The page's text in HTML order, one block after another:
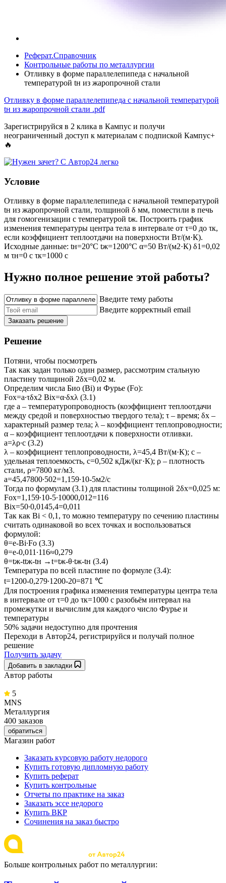
Реферат.Справочник
Контрольные работы по металлургии
Отливку в форме параллелепипеда с начальной
температурой tн из жаропрочной стали
Отливку в форме параллелепипеда с начальной температурой
tн из жаропрочной стали .pdf
Зарегистрируйся в 2 клика в Кампус и получи
неограниченный доступ к материалам с подпиской Кампус+
🔥
Условие
Отливку в форме параллелепипеда с начальной температурой
tн из жаропрочной стали, толщиной δ мм, поместили в печь
для гомогенизации с температурой tж. Построить график
изменения температуры центра тела в интервале от τ=0 до τк,
если коэффициент теплоотдачи на поверхности Вт/(м·К).
Исходные данные: tн=20°C tж=1200°C α=50 Вт/(м2·К) δ1=0,02
м τн=0 с τк=1000 с
Нужно полное решение этой работы?
Введите тему работы
Введите корректный email
Заказать решение
Решение
Потяни, чтобы посмотреть
Так как задан только один размер, рассмотрим стальную
пластину толщиной 2δx=0,02 м.
Определим числа Био (Bi) и Фурье (Fo):
Fox=a∙τδx2 Bix=α∙δxλ (3.1)
где а – температуропроводность (коэффициент теплоотдачи
между средой и поверхностью твердого тела); τ – время; δx –
характерный размер тела; λ – коэффициент теплопроводности;
α – коэффициент теплоотдачи к поверхности отливки.
a=λρ∙c (3.2)
λ – коэффициент теплопроводности, λ=45,4 Вт/(м·К); с –
удельная теплоемкость, с=0,502 кДж/(кг·К); ρ – плотность
стали, ρ=7800 кг/м3.
a=45,47800∙502=1,159∙10-5м2/с
Тогда по формулам (3.1) для пластины толщиной 2δx=0,025 м:
Fox=1,159∙10-5∙10000,012=116
Bix=50∙0,0145,4=0,011
Так как Bi < 0,1, то можно температуру по сечению пластины
считать одинаковой во всех точках и воспользоваться
формулой:
θ=e-Bi∙Fo (3.3)
θ=e-0,011∙116≈0,279
θ=tж-ttж-tн →t=tж-θ∙tж-tн (3.4)
Температура по всей пластине по формуле (3.4):
t=1200-0,279∙1200-20=871 ℃
Для построения графика изменения температуры центра тела
в интервале от τ=0 до τк=1000 с разобьём интервал на
промежутки и вычислим для каждого число Фурье и
температуры
50% задачи недоступно для прочтения
Переходи в Автор24, регистрируйся и получай полное
решение
Получить задачу
Добавить в закладки
Автор работы
5
MNS
Металлургия
400 заказов
обратиться
Магазин работ
Заказать курсовую работу недорого
Купить готовую дипломную работу
Купить реферат
Купить контрольные
Отчеты по практике на заказ
Заказать эссе недорого
Купить ВКР
Сочинения на заказ быстро
Больше контрольных работ по металлургии: